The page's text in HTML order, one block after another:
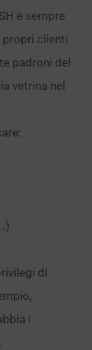
è sempre
propri clienti
padroni del
vetrina nel
di
i